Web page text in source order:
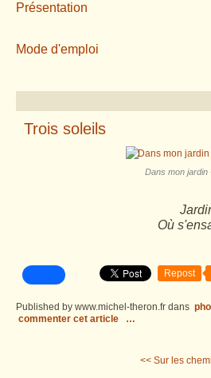
Présentation
Mode d'emploi
Trois soleils
Dans mon jardin
Où
Repost
Published by www.michel-theron.fr dans
commenter cet article
…
<< Sur les